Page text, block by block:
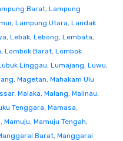
Barat, Lampung
, Lampung Utara, Landak
, Lebak, Lebong, Lembata,
, Lombok Barat, Lombok
Linggau, Lumajang, Luwu,
, Magetan, Mahakam Ulu
, Malaka, Malang, Malinau,
Tenggara, Mamasa,
, Mamuju, Mamuju Tengah,
Barat, Manggarai